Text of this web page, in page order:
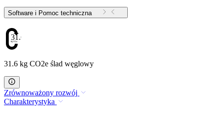
Software i Pomoc techniczna
31.6
31.6 kg CO2e ślad węglowy
Zrównoważony rozwój
Charakterystyka